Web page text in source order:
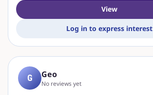
View
Log in to express interest
G Geo
No reviews yet